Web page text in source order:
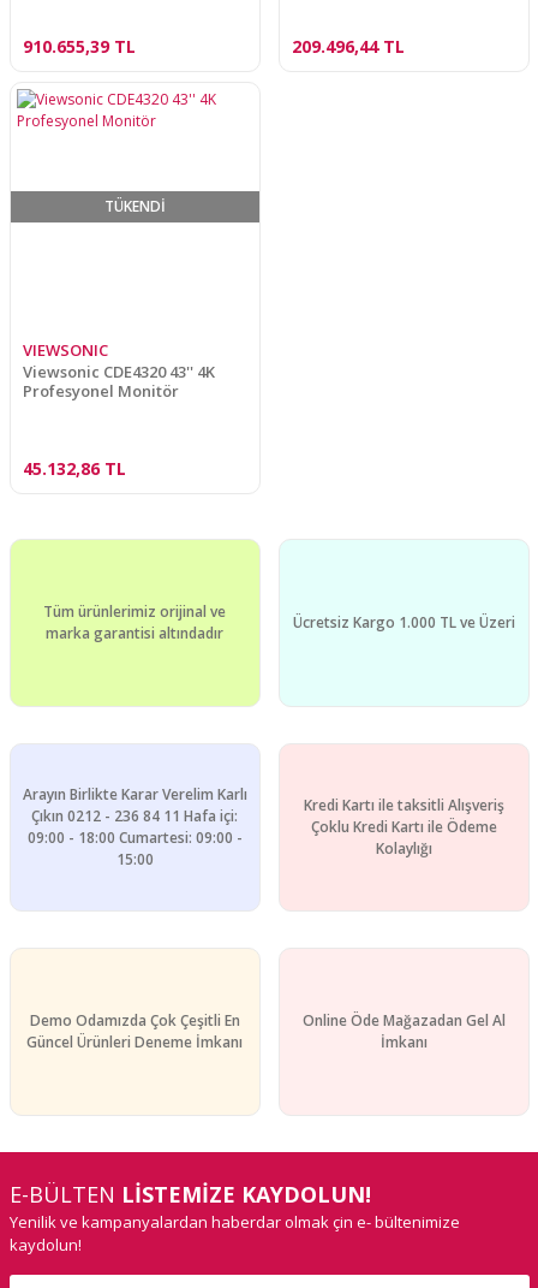
910.655,39 TL 209.496,44 TL
TÜKENDİ
VIEWSONIC
Viewsonic CDE4320 43'' 4K
Profesyonel Monitör
45.132,86 TL
Tüm ürünlerimiz orijinal ve
marka garantisi altındadır
Ücretsiz Kargo 1.000 TL ve Üzeri
Arayın Birlikte Karar Verelim Karlı
Çıkın 0212 - 236 84 11 Hafa içi:
09:00 - 18:00 Cumartesi: 09:00 -
15:00
Kredi Kartı ile taksitli Alışveriş
Çoklu Kredi Kartı ile Ödeme
Kolaylığı
Demo Odamızda Çok Çeşitli En
Güncel Ürünleri Deneme İmkanı
Online Öde Mağazadan Gel Al
İmkanı
E-BÜLTEN LİSTEMİZE KAYDOLUN!
Yenilik ve kampanyalardan haberdar olmak çin e- bültenimize
kaydolun!